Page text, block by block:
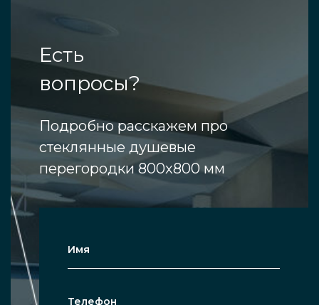
Есть
вопросы?
Подробно расскажем про
стеклянные душевые
перегородки 800x800 мм